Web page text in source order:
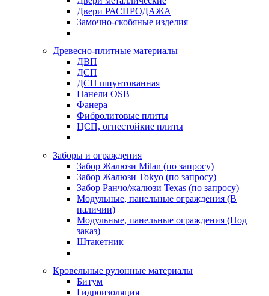
Двери РАСПРОДАЖА
Замочно-скобяные изделия
Древесно-плитные материалы
ДВП
ДСП
ДСП шпунтованная
Панели OSB
Фанера
Фибролитовые плиты
ЦСП, огнестойкие плиты
Заборы и ограждения
Забор Жалюзи Milan (по запросу)
Забор Жалюзи Tokyo (по запросу)
Забор Ранчо/жалюзи Texas (по запросу)
Модульные, панельные ограждения (В
наличии)
Модульные, панельные ограждения (Под
заказ)
Штакетник
Кровельные рулонные материалы
Битум
Гидроизоляция